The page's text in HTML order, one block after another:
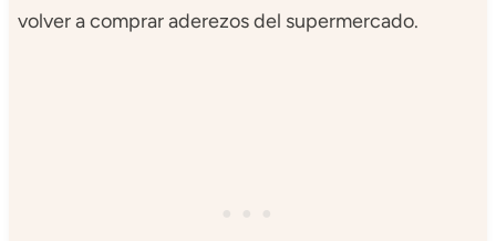
volver a comprar aderezos del supermercado.